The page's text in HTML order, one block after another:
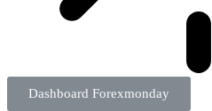
Dashboard Forexmonday